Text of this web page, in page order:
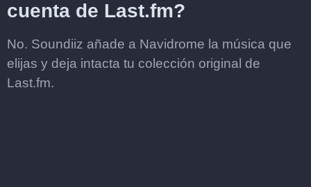
cuenta de Last.fm?
No. Soundiiz añade a Navidrome la música que
elijas y deja intacta tu colección original de
Last.fm.